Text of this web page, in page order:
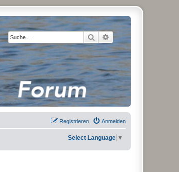
Suche Erweiterte Suche
Anmelden
Registrieren
Select Language ▼